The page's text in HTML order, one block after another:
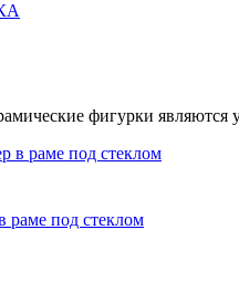
фигурки являются
раме под стеклом